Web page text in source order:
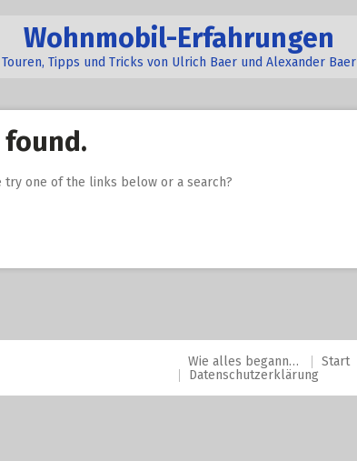
Wohnmobil-Erfahrungen
Touren, Tipps und Tricks von Ulrich Baer und Alexander Baer
found.
one of the links below or a search?
Wie alles begann… Start
Datenschutzerklärung